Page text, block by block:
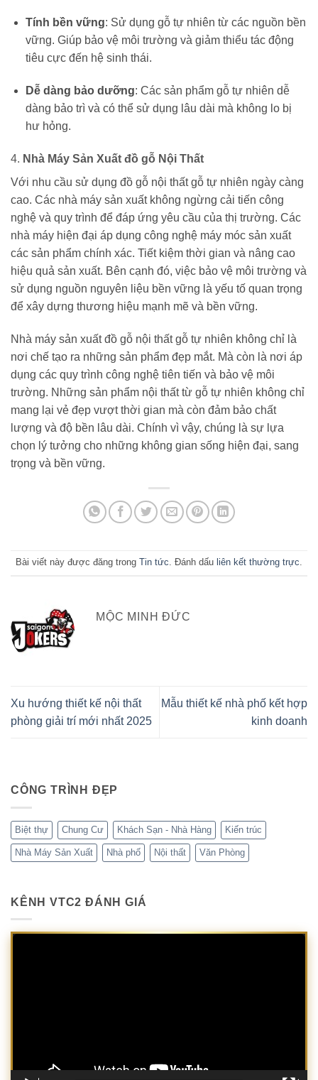
Tính bền vững: Sử dụng gỗ tự nhiên từ các nguồn bền
vững. Giúp bảo vệ môi trường và giảm thiểu tác động
tiêu cực đến hệ sinh thái.
Dễ dàng bảo dưỡng: Các sản phẩm gỗ tự nhiên dễ
dàng bảo trì và có thể sử dụng lâu dài mà không lo bị
hư hỏng.
4. Nhà Máy Sản Xuất đồ gỗ Nội Thất
Với nhu cầu sử dụng đồ gỗ nội thất gỗ tự nhiên ngày càng
cao. Các nhà máy sản xuất không ngừng cải tiến công
nghệ và quy trình để đáp ứng yêu cầu của thị trường. Các
nhà máy hiện đại áp dụng công nghệ máy móc sản xuất
các sản phẩm chính xác. Tiết kiệm thời gian và nâng cao
hiệu quả sản xuất. Bên cạnh đó, việc bảo vệ môi trường và
sử dụng nguồn nguyên liệu bền vững là yếu tố quan trọng
để xây dựng thương hiệu mạnh mẽ và bền vững.
Nhà máy sản xuất đồ gỗ nội thất gỗ tự nhiên không chỉ là
nơi chế tạo ra những sản phẩm đẹp mắt. Mà còn là nơi áp
dụng các quy trình công nghệ tiên tiến và bảo vệ môi
trường. Những sản phẩm nội thất từ gỗ tự nhiên không chỉ
mang lại vẻ đẹp vượt thời gian mà còn đảm bảo chất
lượng và độ bền lâu dài. Chính vì vậy, chúng là sự lựa
chọn lý tưởng cho những không gian sống hiện đại, sang
trọng và bền vững.
Bài viết này được đăng trong Tin tức. Đánh dấu liên kết thường trực.
MỘC MINH ĐỨC
Xu hướng thiết kế nội thất
phòng giải trí mới nhất 2025
Mẫu thiết kế nhà phố kết hợp
kinh doanh
CÔNG TRÌNH ĐẸP
Biệt thự Chung Cư Khách Sạn - Nhà Hàng Kiến trúc
Nhà Máy Sản Xuất Nhà phố Nội thất Văn Phòng
KÊNH VTC2 ĐÁNH GIÁ
Trình